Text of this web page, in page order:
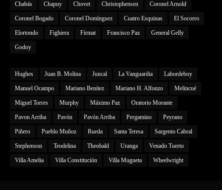
Chabás Chapuy Chovet Christophensen Coronel Arnold
Coronel Bogado Coronel Domínguez Cuatro Esquinas El Socorro
Elortondo Fighiera Firmat Francisco Paz General Gelly
Godoy
Hughes Juan B. Molina Juncal La Vanguardia Labordeboy
Manuel Ocampo Mariano Benítez Mariano H. Alfonzo Melincué
Miguel Torres Murphy Máximo Paz Oratorio Morante
Pavon Arriba Pavón Pavón Arriba Pergamino Peyrano
Piñero Pueblo Muñoz Rueda Santa Teresa Sargento Cabral
Stephenson Teodelina Theobald Uranga Venado Tuerto
Villa Amelia Villa Constitución Villa Mugueta Wheelwright